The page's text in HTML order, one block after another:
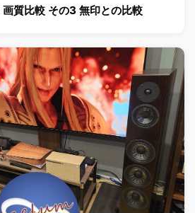
画質比較 その3 無印との比較